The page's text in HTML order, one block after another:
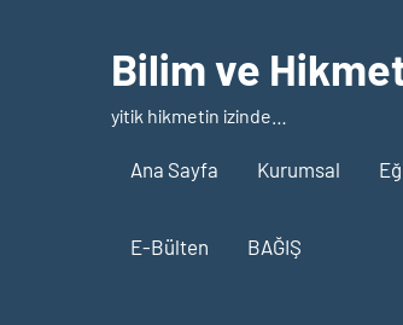
Bilim ve
yitik hikmetin izinde…
Ana Sayfa Kurumsal
E-Bülten BAĞIŞ